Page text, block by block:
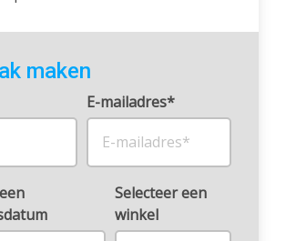
maken
E-mailadres*
Selecteer een
winkel